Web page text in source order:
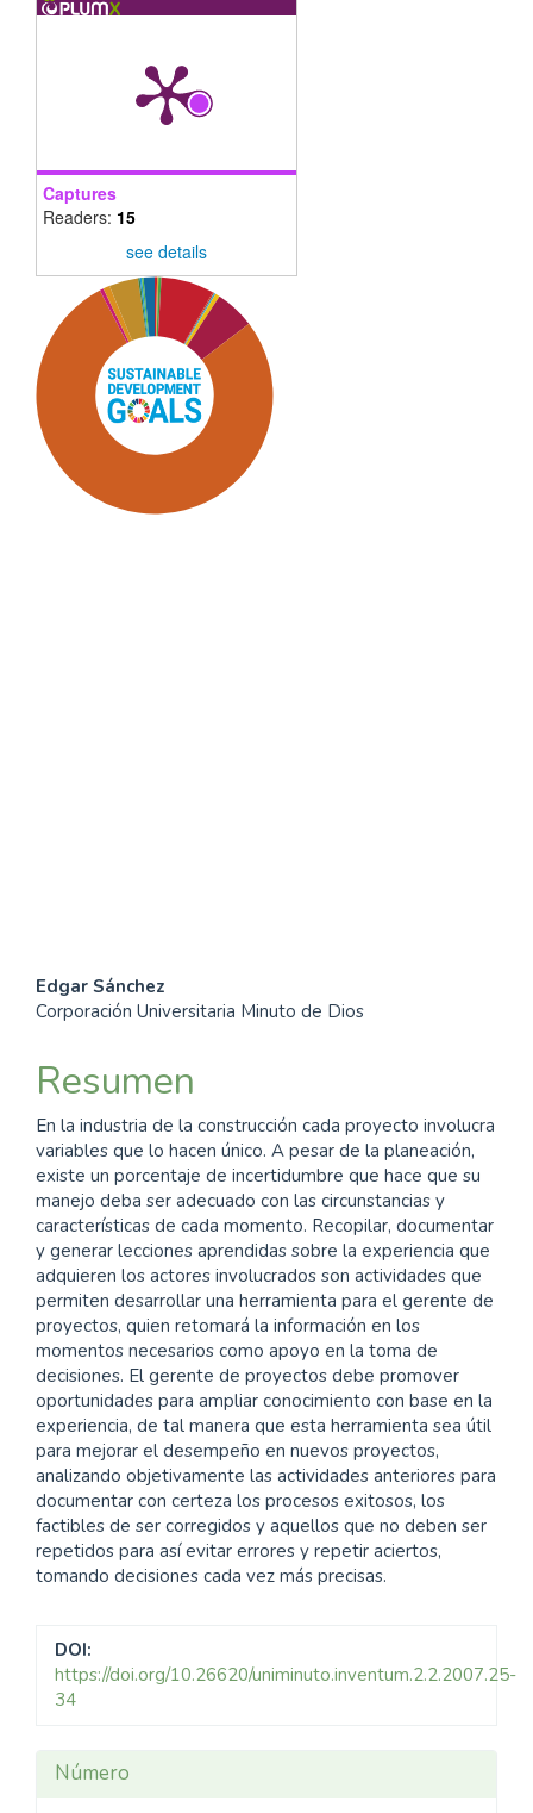
Captures
Readers: 15
see details
Contenido
principal
del
artículo
Edgar Sánchez
Corporación Universitaria Minuto de Dios
Resumen
En la industria de la construcción cada proyecto involucra
variables que lo hacen único. A pesar de la planeación,
existe un porcentaje de incertidumbre que hace que su
manejo deba ser adecuado con las circunstancias y
características de cada momento. Recopilar, documentar
y generar lecciones aprendidas sobre la experiencia que
adquieren los actores involucrados son actividades que
permiten desarrollar una herramienta para el gerente de
proyectos, quien retomará la información en los
momentos necesarios como apoyo en la toma de
decisiones. El gerente de proyectos debe promover
oportunidades para ampliar conocimiento con base en la
experiencia, de tal manera que esta herramienta sea útil
para mejorar el desempeño en nuevos proyectos,
analizando objetivamente las actividades anteriores para
documentar con certeza los procesos exitosos, los
factibles de ser corregidos y aquellos que no deben ser
repetidos para así evitar errores y repetir aciertos,
tomando decisiones cada vez más precisas.
DOI:
https://doi.org/10.26620/uniminuto.inventum.2.2.2007.25-
34
Detalles
Número